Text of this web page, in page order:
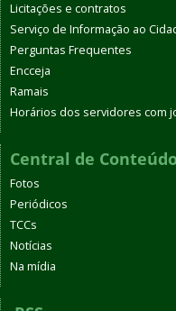
Licitações e contratos
Serviço de Informação ao
Perguntas Frequentes
Encceja
Ramais
Horários dos servidores com
Central de
Fotos
Periódicos
TCCs
Notícias
Na mídia